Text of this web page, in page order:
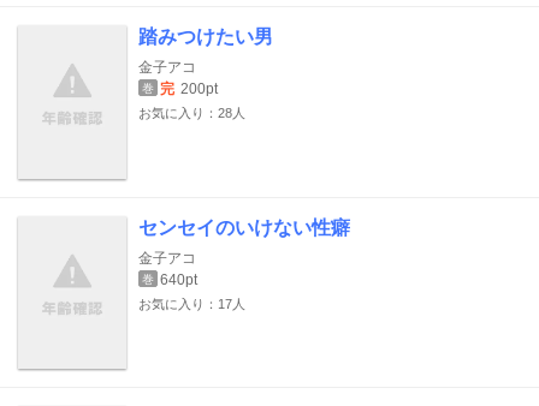
踏みつけたい男
金子アコ
巻 完 200pt
お気に入り：28人
センセイのいけない性癖
金子アコ
巻 640pt
お気に入り：17人